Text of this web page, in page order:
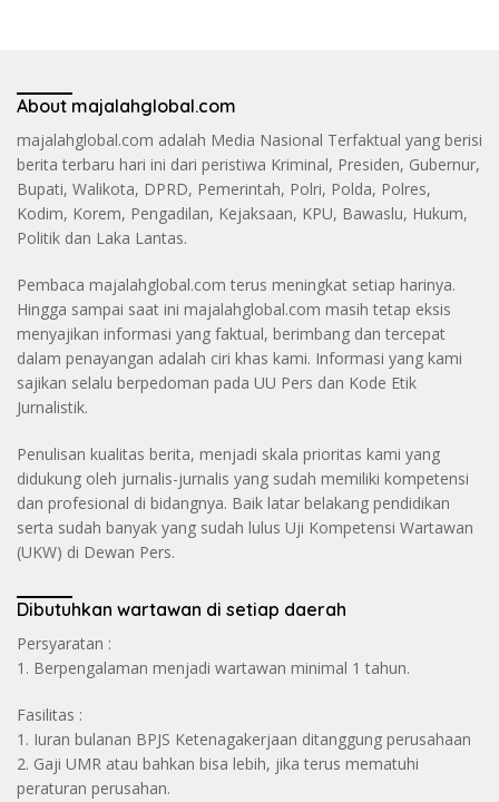
About majalahglobal.com
majalahglobal.com adalah Media Nasional Terfaktual yang berisi
berita terbaru hari ini dari peristiwa Kriminal, Presiden, Gubernur,
Bupati, Walikota, DPRD, Pemerintah, Polri, Polda, Polres,
Kodim, Korem, Pengadilan, Kejaksaan, KPU, Bawaslu, Hukum,
Politik dan Laka Lantas.
Pembaca majalahglobal.com terus meningkat setiap harinya.
Hingga sampai saat ini majalahglobal.com masih tetap eksis
menyajikan informasi yang faktual, berimbang dan tercepat
dalam penayangan adalah ciri khas kami. Informasi yang kami
sajikan selalu berpedoman pada UU Pers dan Kode Etik
Jurnalistik.
Penulisan kualitas berita, menjadi skala prioritas kami yang
didukung oleh jurnalis-jurnalis yang sudah memiliki kompetensi
dan profesional di bidangnya. Baik latar belakang pendidikan
serta sudah banyak yang sudah lulus Uji Kompetensi Wartawan
(UKW) di Dewan Pers.
Dibutuhkan wartawan di setiap daerah
Persyaratan :
1. Berpengalaman menjadi wartawan minimal 1 tahun.
Fasilitas :
1. Iuran bulanan BPJS Ketenagakerjaan ditanggung perusahaan
2. Gaji UMR atau bahkan bisa lebih, jika terus mematuhi
peraturan perusahan.